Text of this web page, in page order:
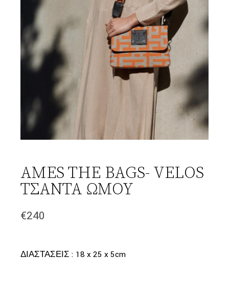
AMES THE BAGS- VELOS
ΤΣΑΝΤΑ ΩΜΟΥ
€240
ΔΙΑΣΤΑΣΕΙΣ : 18 x 25 x 5cm